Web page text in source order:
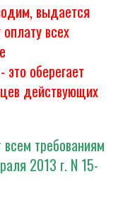
выдается
всех
это оберегает
действующих
требованиям
2013 г. N 15-